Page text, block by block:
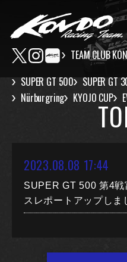
TEAM CLUB
SUPER GT 500 SUPER GT
Nürburgring
KYOJO CUP
2023.08.08 17:44
SUPER GT 500 第4
スレポートアップしま